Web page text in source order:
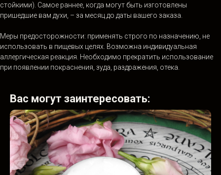
стойкими). Самое раннее, когда могут быть изготовлены
пришедшие вам духи, – за месяц до даты вашего заказа.
Меры предосторожности: применять строго по назначению, не
использовать в пищевых целях. Возможна индивидуальная
аллергическая реакция. Необходимо прекратить использование
при появлении покраснения, зуда, раздражения, отека.
Вас могут заинтересовать: